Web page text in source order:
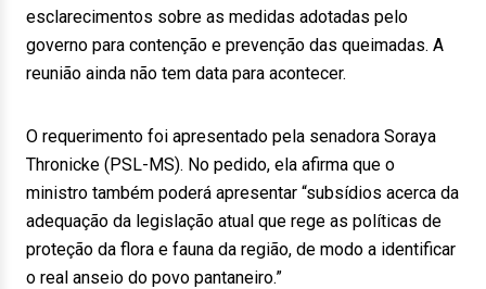
esclarecimentos sobre as medidas adotadas pelo
governo para contenção e prevenção das queimadas. A
reunião ainda não tem data para acontecer.
O requerimento foi apresentado pela senadora Soraya
Thronicke (PSL-MS). No pedido, ela afirma que o
ministro também poderá apresentar “subsídios acerca da
adequação da legislação atual que rege as políticas de
proteção da flora e fauna da região, de modo a identificar
o real anseio do povo pantaneiro.”